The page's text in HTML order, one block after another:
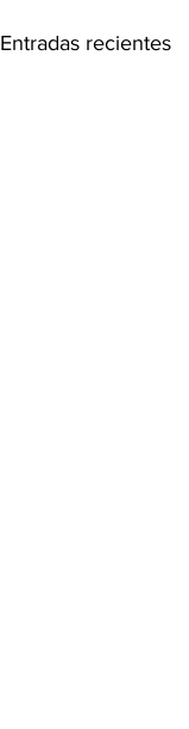
Entradas recientes